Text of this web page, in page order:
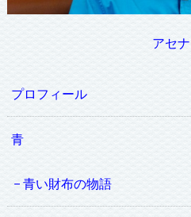
アセ
プロフィール
青
青い財布の物語